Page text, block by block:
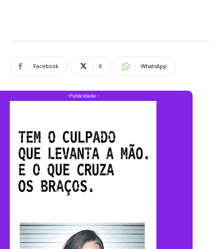
Facebook X WhatsApp
-Publicidade -